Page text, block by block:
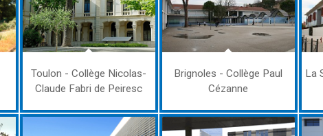
Toulon - Collège Nicolas-
Claude Fabri de Peiresc
Brignoles - Collège Paul
Cézanne
La